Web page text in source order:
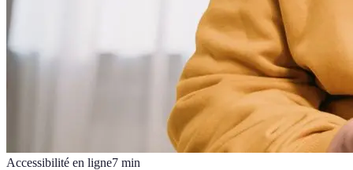
Accessibilité en ligne7 min